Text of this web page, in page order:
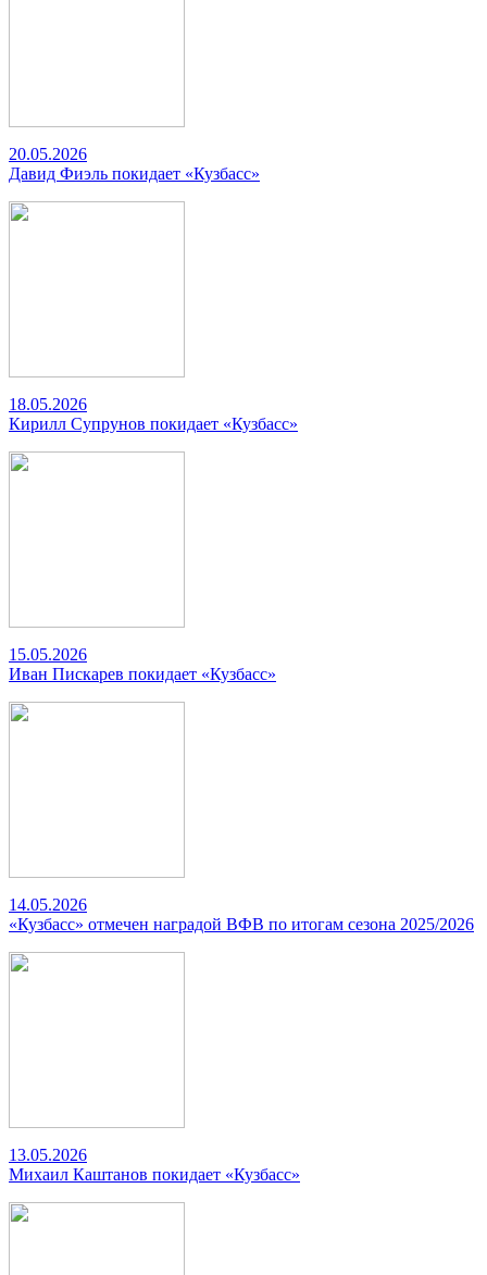
20.05.2026
Давид Фиэль покидает «Кузбасс»
18.05.2026
Кирилл Супрунов покидает «Кузбасс»
15.05.2026
Иван Пискарев покидает «Кузбасс»
14.05.2026
«Кузбасс» отмечен наградой ВФВ по итогам сезона 2025/2026
13.05.2026
Михаил Каштанов покидает «Кузбасс»